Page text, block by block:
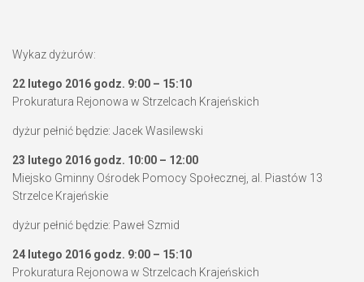
Wykaz dyżurów:
22 lutego 2016 godz. 9:00 – 15:10
Prokuratura Rejonowa w Strzelcach Krajeńskich
dyżur pełnić będzie: Jacek Wasilewski
23 lutego 2016 godz. 10:00 – 12:00
Miejsko Gminny Ośrodek Pomocy Społecznej, al. Piastów 13
Strzelce Krajeńskie
dyżur pełnić będzie: Paweł Szmid
24 lutego 2016 godz. 9:00 – 15:10
Prokuratura Rejonowa w Strzelcach Krajeńskich